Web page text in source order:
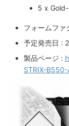
5 x
フォームファ
予定発売日 :
製品ページ :
STRIX-